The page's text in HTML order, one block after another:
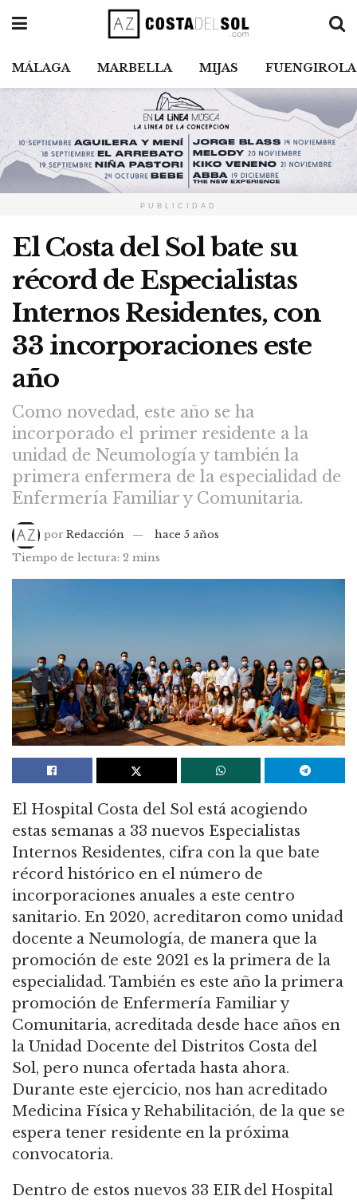
MÁLAGA MARBELLA MIJAS FUENGIROLA
PUBLICIDAD
El Costa del Sol bate su
récord de Especialistas
Internos Residentes, con
33 incorporaciones este
año
Como novedad, este año se ha
incorporado el primer residente a la
unidad de Neumología y también la
primera enfermera de la especialidad de
Enfermería Familiar y Comunitaria.
por Redacción
hace 5 años
Tiempo de lectura: 2 mins
El Hospital Costa del Sol está acogiendo
estas semanas a 33 nuevos Especialistas
Internos Residentes, cifra con la que bate
récord histórico en el número de
incorporaciones anuales a este centro
sanitario. En 2020, acreditaron como unidad
docente a Neumología, de manera que la
promoción de este 2021 es la primera de la
especialidad. También es este año la primera
promoción de Enfermería Familiar y
Comunitaria, acreditada desde hace años en
la Unidad Docente del Distritos Costa del
Sol, pero nunca ofertada hasta ahora.
Durante este ejercicio, nos han acreditado
Medicina Física y Rehabilitación, de la que se
espera tener residente en la próxima
convocatoria.
Dentro de estos nuevos 33 EIR del Hospital